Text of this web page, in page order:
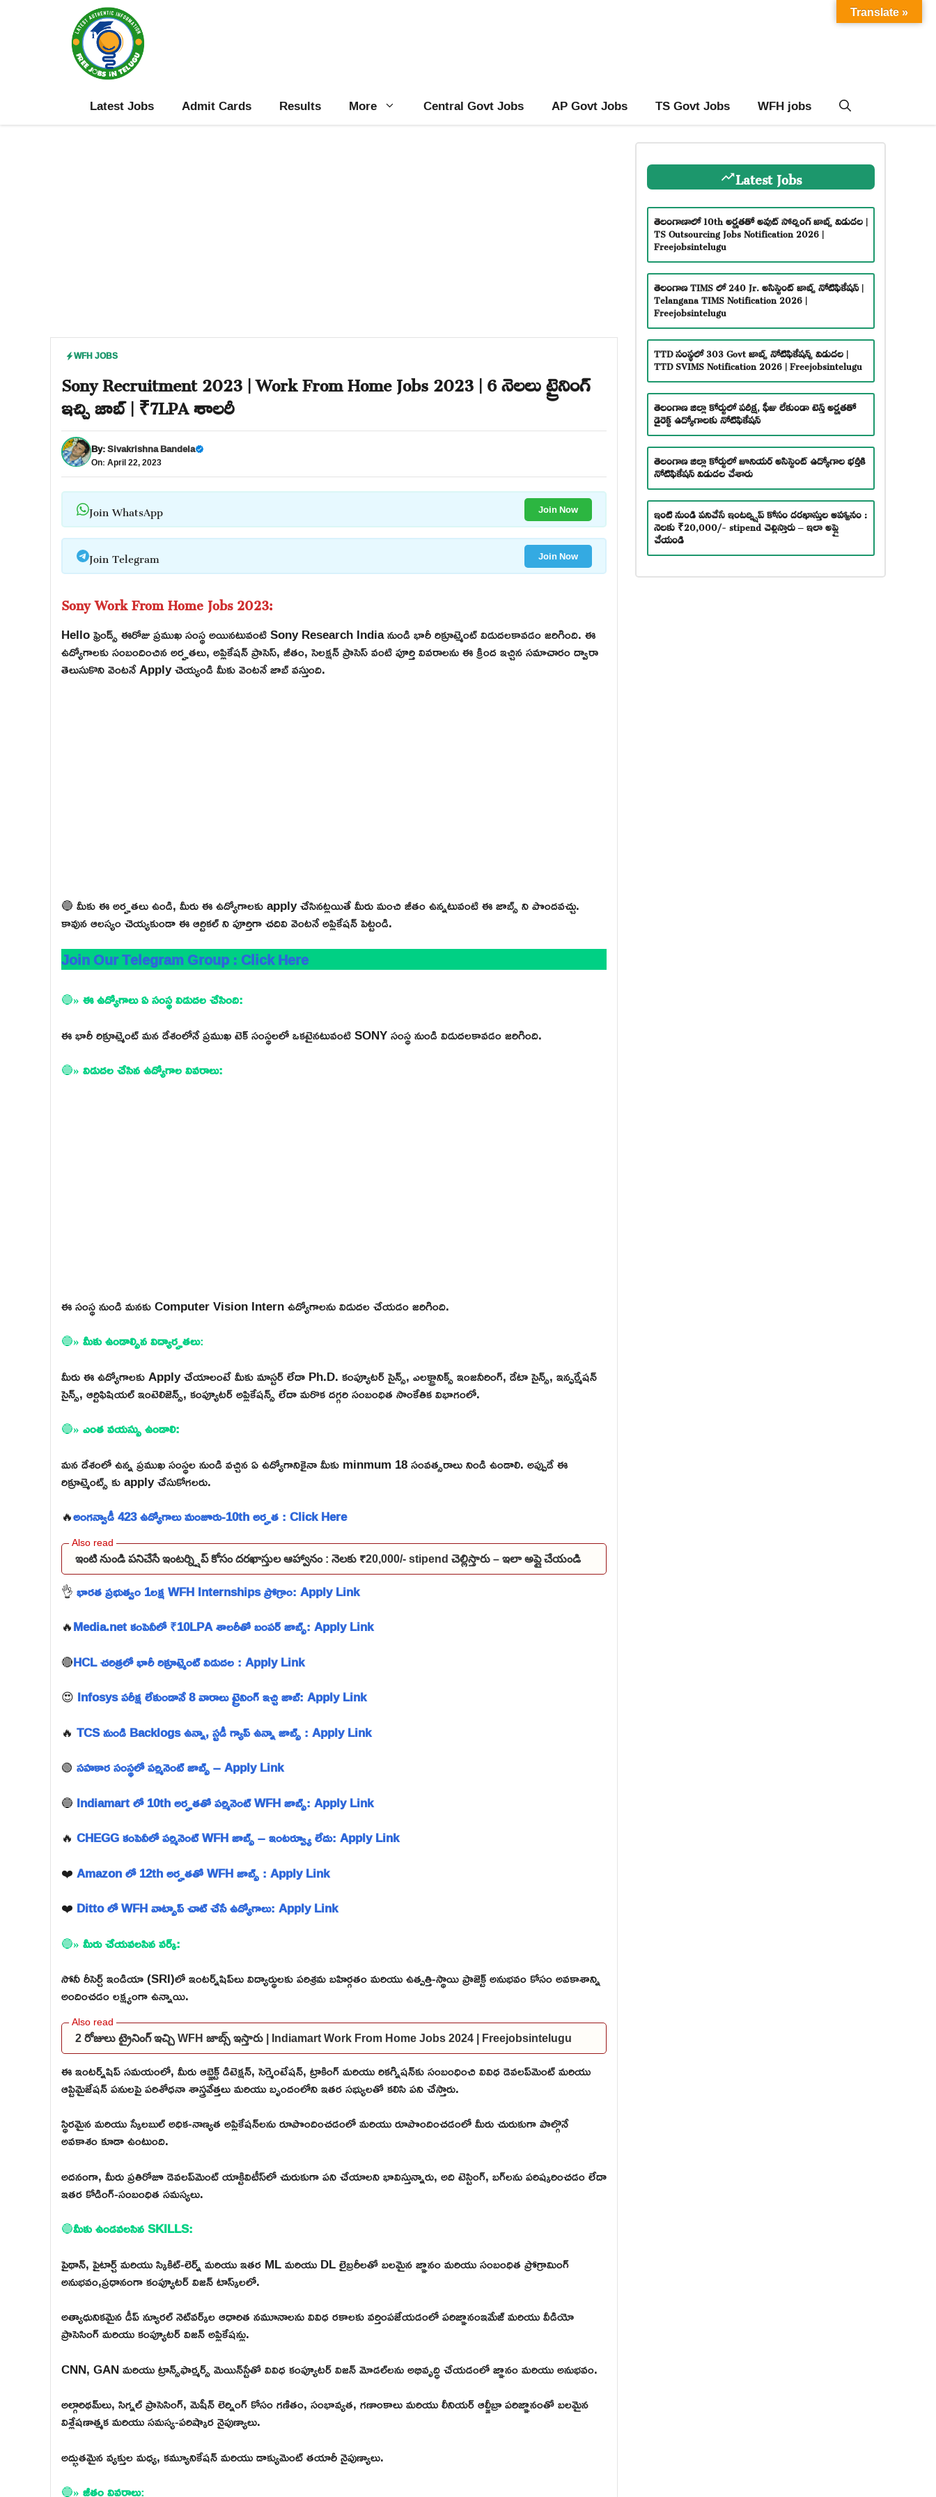
Latest Jobs Admit Cards Results More Central Govt Jobs AP Govt Jobs TS Govt Jobs WFH jobs
WFH JOBS
Sony Recruitment 2023 | Work From Home Jobs 2023 | 6 నెలలు ట్రైనింగ్
ఇచ్చి జాబ్ | ₹7LPA శాలరీ
By:Sivakrishna Bandela
On: April 22, 2023
Join WhatsApp Join Now
Join Telegram Join Now
Sony Work From Home Jobs 2023:
Hello ఫ్రెండ్స్ ఈరోజు ప్రముఖ సంస్థ అయినటువంటి Sony Research India నుండి భారీ రిక్రూట్మెంట్ విడుదలకావడం జరిగింది. ఈ
ఉద్యోగాలకు సంబందించిన అర్హతలు, అప్లికేషన్ ప్రాసెస్, జీతం, సెలక్షన్ ప్రాసెస్ వంటి పూర్తి వివరాలను ఈ క్రింద ఇచ్చిన సమాచారం ద్వారా
తెలుసుకొని వెంటనే Apply చెయ్యండి మీకు వెంటనే జాబ్ వస్తుంది.
🔵 మీకు ఈ అర్హతలు ఉండి, మీరు ఈ ఉద్యోగాలకు apply చేసినట్లయితే మీరు మంచి జీతం ఉన్నటువంటి ఈ జాబ్స్ ని పొందవచ్చు.
కావున ఆలస్యం చెయ్యకుండా ఈ ఆర్టికల్ ని పూర్తిగా చదివి వెంటనే అప్లికేషన్ పెట్టండి.
Join Our Telegram Group : Click Here
🔵» ఈ ఉద్యోగాలు ఏ సంస్థ విడుదల చేసింది:
ఈ భారీ రిక్రూట్మెంట్ మన దేశంలోనే ప్రముఖ టెక్ సంస్థలలో ఒకటైనటువంటి SONY సంస్థ నుండి విడుదలకావడం జరిగింది.
🔵» విడుదల చేసిన ఉద్యోగాల వివరాలు:
ఈ సంస్థ నుండి మనకు Computer Vision Intern ఉద్యోగాలను విడుదల చేయడం జరిగింది.
🔵» మీకు ఉండాల్సిన విద్యార్హతలు:
మీరు ఈ ఉద్యోగాలకు Apply చేయాలంటే మీకు మాస్టర్ లేదా Ph.D. కంప్యూటర్ సైన్స్, ఎలక్ట్రానిక్స్ ఇంజనీరింగ్, డేటా సైన్స్, ఇన్ఫర్మేషన్
సైన్స్, ఆర్టిఫిషియల్ ఇంటెలిజెన్స్, కంప్యూటర్ అప్లికేషన్స్ లేదా మరొక దగ్గరి సంబంధిత సాంకేతిక విభాగంలో.
🔵» ఎంత వయస్సు ఉండాలి:
మన దేశంలో ఉన్న ప్రముఖ సంస్థల నుండి వచ్చిన ఏ ఉద్యోగానికైనా మీకు minmum 18 సంవత్సరాలు నిండి ఉండాలి. అప్పుడే ఈ
రిక్రూట్మెంట్స్ కు apply చేసుకోగలరు.
🔥అంగన్వాడీ 423 ఉద్యోగాలు మంజూరు-10th అర్హత : Click Here
ఇంటి నుండి పనిచేసే ఇంటర్న్షిప్ కోసం దరఖాస్తుల ఆహ్వానం : నెలకు ₹20,000/- stipend చెల్లిస్తారు – ఇలా అప్లై చేయండి
👌భారత ప్రభుత్వం 1లక్ష WFH Internships ప్రోగ్రాం: Apply Link
🔥Media.net కంపెనీలో ₹10LPA శాలరీతో బంపర్ జాబ్స్: Apply Link
🔴HCL చరిత్రలో భారీ రిక్రూట్మెంట్ విడుదల : Apply Link
😍 Infosys పరీక్ష లేకుండానే 8 వారాలు ట్రైనింగ్ ఇచ్చి జాబ్: Apply Link
🔥 TCS నుండి Backlogs ఉన్నా, స్టడీ గ్యాప్ ఉన్నా జాబ్స్ : Apply Link
🟢 సహకార సంస్థలో పర్మినెంట్ జాబ్స్ – Apply Link
🔵 Indiamart లో 10th అర్హతతో పర్మినెంట్ WFH జాబ్స్: Apply Link
🔥 CHEGG కంపెనీలో పర్మినెంట్ WFH జాబ్స్ – ఇంటర్వ్యూ లేదు: Apply Link
❤️Amazon లో 12th అర్హతతో WFH జాబ్స్ : Apply Link
❤️ Ditto లో WFH వాట్సాప్ చాట్ చేసే ఉద్యోగాలు: Apply Link
🔵» మీరు చేయవలసిన వర్క్:
సోనీ రీసెర్చ్ ఇండియా (SRI)లో ఇంటర్న్‌షిప్‌లు విద్యార్థులకు పరిశ్రమ బహిర్గతం మరియు ఉత్పత్తి-స్థాయి ప్రాజెక్ట్ అనుభవం కోసం అవకాశాన్ని
అందించడం లక్ష్యంగా ఉన్నాయి.
2 రోజులు ట్రైనింగ్ ఇచ్చి WFH జాబ్స్ ఇస్తారు | Indiamart Work From Home Jobs 2024 | Freejobsintelugu
ఈ ఇంటర్న్‌షిప్ సమయంలో, మీరు ఆబ్జెక్ట్ డిటెక్షన్, సెగ్మెంటేషన్, ట్రాకింగ్ మరియు రికగ్నిషన్‌కు సంబంధించి వివిధ డెవలప్‌మెంట్ మరియు
ఆప్టిమైజేషన్ పనులపై పరిశోధనా శాస్త్రవేత్తలు మరియు బృందంలోని ఇతర సభ్యులతో కలిసి పని చేస్తారు.
స్థిరమైన మరియు స్కేలబుల్ అధిక-నాణ్యత అప్లికేషన్‌లను రూపొందించడంలో మరియు రూపొందించడంలో మీరు చురుకుగా పాల్గొనే
అవకాశం కూడా ఉంటుంది.
అదనంగా, మీరు ప్రతిరోజూ డెవలప్‌మెంట్ యాక్టివిటీస్‌లో చురుకుగా పని చేయాలని భావిస్తున్నారు, అది టెస్టింగ్, బగ్‌లను పరిష్కరించడం లేదా
ఇతర కోడింగ్-సంబంధిత సమస్యలు.
🔵మీకు ఉండవలసిన SKILLS:
పైథాన్, పైటార్చ్ మరియు స్కికిట్-లెర్న్ మరియు ఇతర ML మరియు DL లైబ్రరీలతో బలమైన జ్ఞానం మరియు సంబంధిత ప్రోగ్రామింగ్
అనుభవం,ప్రధానంగా కంప్యూటర్ విజన్ టాస్క్‌లలో.
అత్యాధునికమైన డీప్ న్యూరల్ నెట్‌వర్క్‌ల ఆధారిత నమూనాలను వివిధ రకాలకు వర్తింపజేయడంలో పరిజ్ఞానంఇమేజ్ మరియు వీడియో
ప్రాసెసింగ్ మరియు కంప్యూటర్ విజన్ అప్లికేషన్లు.
CNN, GAN మరియు ట్రాన్స్‌ఫార్మర్స్ మెయిన్‌స్టేతో వివిధ కంప్యూటర్ విజన్ మోడల్‌లను అభివృద్ధి చేయడంలో జ్ఞానం మరియు అనుభవం.
అల్గారిథమ్‌లు, సిగ్నల్ ప్రాసెసింగ్, మెషీన్ లెర్నింగ్ కోసం గణితం, సంభావ్యత, గణాంకాలు మరియు లీనియర్ ఆల్జీబ్రా పరిజ్ఞానంతో బలమైన
విశ్లేషణాత్మక మరియు సమస్య-పరిష్కార నైపుణ్యాలు.
అద్భుతమైన వ్యక్తుల మధ్య, కమ్యూనికేషన్ మరియు డాక్యుమెంట్ తయారీ నైపుణ్యాలు.
🔵» జీతం వివరాలు:
Latest Jobs
తెలంగాణాలో 10th అర్హతతో అవుట్ సోర్సింగ్ జాబ్స్ విడుదల |
TS Outsourcing Jobs Notification 2026 |
Freejobsintelugu
తెలంగాణ TIMS లో 240 Jr. అసిస్టెంట్ జాబ్స్ నోటిఫికేషన్ |
Telangana TIMS Notification 2026 |
Freejobsintelugu
TTD సంస్థలో 303 Govt జాబ్స్ నోటిఫికేషన్స్ విడుదల |
TTD SVIMS Notification 2026 | Freejobsintelugu
తెలంగాణ జిల్లా కోర్టులో పరీక్ష, ఫీజు లేకుండా టెన్త్ అర్హతతో
డైరెక్ట్ ఉద్యోగాలకు నోటిఫికేషన్
తెలంగాణ జిల్లా కోర్టులో జూనియర్ అసిస్టెంట్ ఉద్యోగాల భర్తీకి
నోటిఫికేషన్ విడుదల చేశారు
ఇంటి నుండి పనిచేసే ఇంటర్న్షిప్ కోసం దరఖాస్తుల ఆహ్వానం :
నెలకు ₹20,000/- stipend చెల్లిస్తారు – ఇలా అప్లై
చేయండి
Translate »